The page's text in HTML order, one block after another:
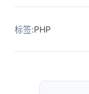
标签:PHP